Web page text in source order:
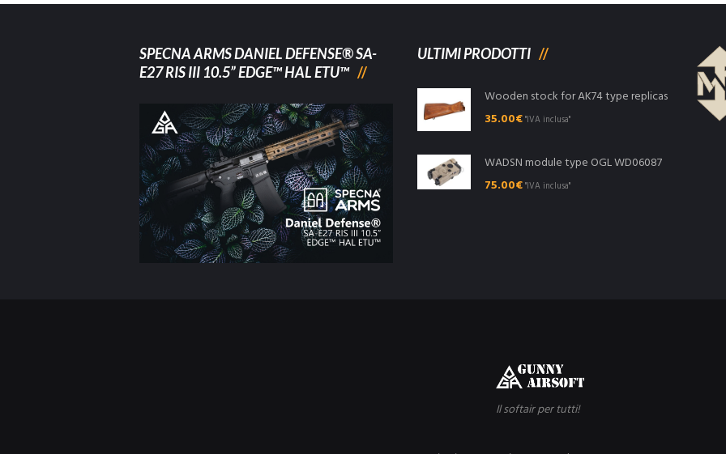
SPECNA ARMS DANIEL DEFENSE® SA-
E27 RIS III 10.5” EDGE™ HAL ETU™
ULTIMI PRODOTTI
Wooden stock for AK74 type replicas
35.00€"IVA inclusa"
WADSN module type OGL WD06087
75.00€"IVA inclusa"
Il softair per tutti!